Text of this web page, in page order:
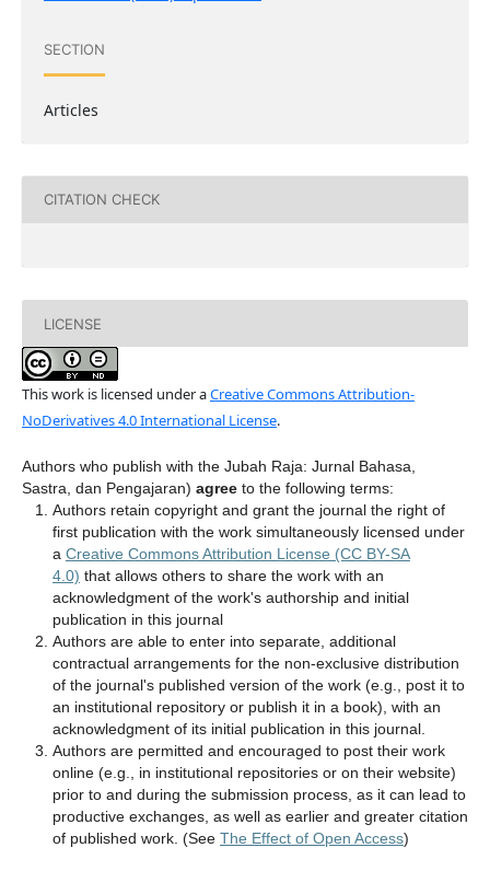
SECTION
Articles
CITATION CHECK
LICENSE
This work is licensed under aCreative Commons Attribution-
NoDerivatives 4.0 International License.
Authors who publish with the Jubah Raja: Jurnal Bahasa,
Sastra, dan Pengajaran) agreeto the following terms:
Authors retain copyright and grant the journal the right of
first publication with the work simultaneously licensed under
a Creative Commons Attribution License (CC BY-SA
4.0) that allows others to share the work with an
acknowledgment of the work's authorship and initial
publication in this journal
Authors are able to enter into separate, additional
contractual arrangements for the non-exclusive distribution
of the journal's published version of the work (e.g., post it to
an institutional repository or publish it in a book), with an
acknowledgment of its initial publication in this journal.
Authors are permitted and encouraged to post their work
online (e.g., in institutional repositories or on their website)
prior to and during the submission process, as it can lead to
productive exchanges, as well as earlier and greater citation
of published work. (See The Effect of Open Access)